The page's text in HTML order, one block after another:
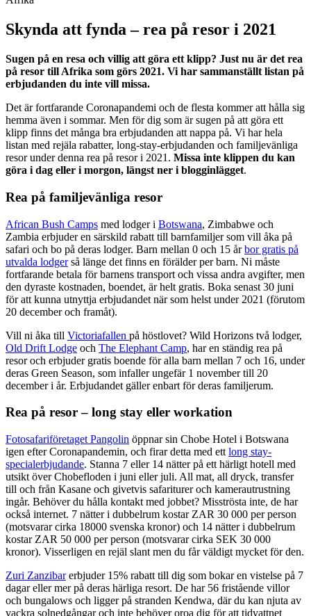
Skynda att fynda – rea på resor i 2021
Sugen på en resa och villig att göra ett klipp? Just nu är det rea
på resor till Afrika som görs 2021. Vi har sammanställt listan på
erbjudanden du inte vill missa.
Det är fortfarande Coronapandemi och de flesta kommer att hålla sig
hemma även i sommar. Men för dig som är sugen på att göra ett
klipp finns det många bra erbjudanden att nappa på. Vi har hela
listan med rejäla rabatter, long-stay-erbjudanden och familjevänliga
resor under denna rea på resor i 2021. Missa inte klippen du kan
göra i dag eller i morgon, längst ner i blogginlägget.
Rea på familjevänliga resor
African Bush Camps med lodger i Botswana, Zimbabwe och
Zambia erbjuder en särskild rabatt till barnfamiljer som vill åka på
safari och bo på deras lodger. Barn mellan 0 och 15 årbor gratis på
utvalda lodgerså länge det finns en förälder per barn. Ni måste
fortfarande betala för barnens transport och vissa andra avgifter, men
den dyraste kostnaden, boendet, är helt gratis. Boka senast 30 juni
för att kunna utnyttja erbjudandet när som helst under 2021 (förutom
20 december och framåt).
Vill ni åka till Victoriafallen på höstlovet? Wild Horizons två lodger,
Old Drift Lodge och The Elephant Camp, har en ständig rea på
resor och erbjuder gratis boende för alla barn mellan 7 och 16, under
deras Green Season, som infaller ungefär 1 november till 20
december i år. Erbjudandet gäller enbart för deras familjerum.
Rea på resor – long stay eller workation
Fotosafariföretaget Pangolin öppnar sin Chobe Hotel i Botswana
igen efter Coronapandemin, och firar detta med ett long stay-
specialerbjudande. Stanna 7 eller 14 nätter på ett härligt hotell med
utsikt över Chobefloden i juni eller juli. All mat, all dryck, transfer
till och från Kasane och givetvis safariturer och kamerautrustning
ingår. Behöver du hålla kontakt med jobbet? Misströsta inte, de har
också internet. 7 nätter i dubbelrum kostar ZAR 30 000 per person
(motsvarar cirka 18000 svenska kronor) och 14 nätter i dubbelrum
kostar ZAR 50 000 per person (motsvarar cirka SEK 30 000
kronor). Visserligen en rejäl slant men du får väldigt mycket för den.
Zuri Zanzibarerbjuder 15% rabatt till dig som bokar en vistelse på 7
dagar eller mer på deras härliga resort. De har 56 fristående villor
och bungalows och ligger på stranden Kendwa, där du kan njuta av
vackra solnedgångar och inte behöver oroa dig för att tidvattnet